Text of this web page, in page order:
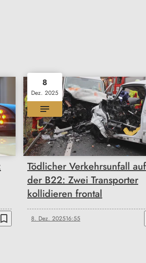
bookmark_border
8
Dez. 2025
Tödlicher Verkehrsunfall auf
der B22: Zwei Transporter
kollidieren frontal
8. Dez. 202516:55